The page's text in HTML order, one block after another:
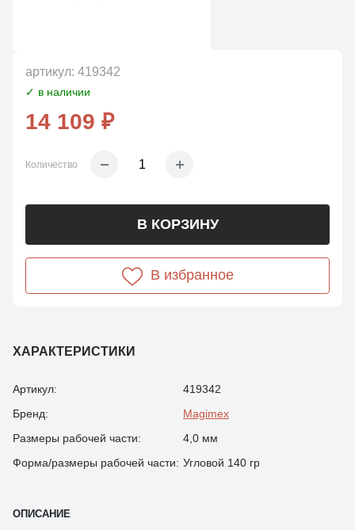
ХАРАКТЕРИСТИКИ
Артикул:
419342
Бренд:
Magimex
Размеры рабочей части:
4,0 мм
Форма/размеры рабочей части: Угловой 140 гр
артикул: 419342
✓ в наличии
14 109 ₽
Количество
В КОРЗИНУ
В избранное
ОПИСАНИЕ